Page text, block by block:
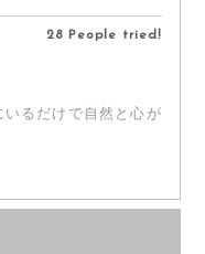
28 People tried!
るだけで自然と心が